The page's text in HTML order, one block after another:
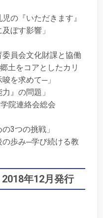
の『いただきます』
ぼす影響」
員会文化財課と協働
土をコアとしたカリ
を求めて─」
』の問題」
院連絡会総会
3つの挑戦」
歩み─学び続ける教
年12月発行